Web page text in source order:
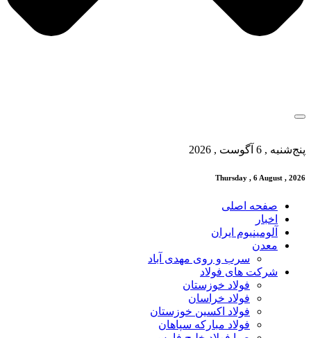
پنج‌شنبه , 6 آگوست , 2026
Thursday , 6 August , 2026
صفحه اصلی
اخبار
آلومینیوم ایران
معدن
سرب و روی مهدی آباد
شرکت های فولاد
فولاد خوزستان
فولاد خراسان
فولاد اکسین خوزستان
فولاد مبارکه سپاهان